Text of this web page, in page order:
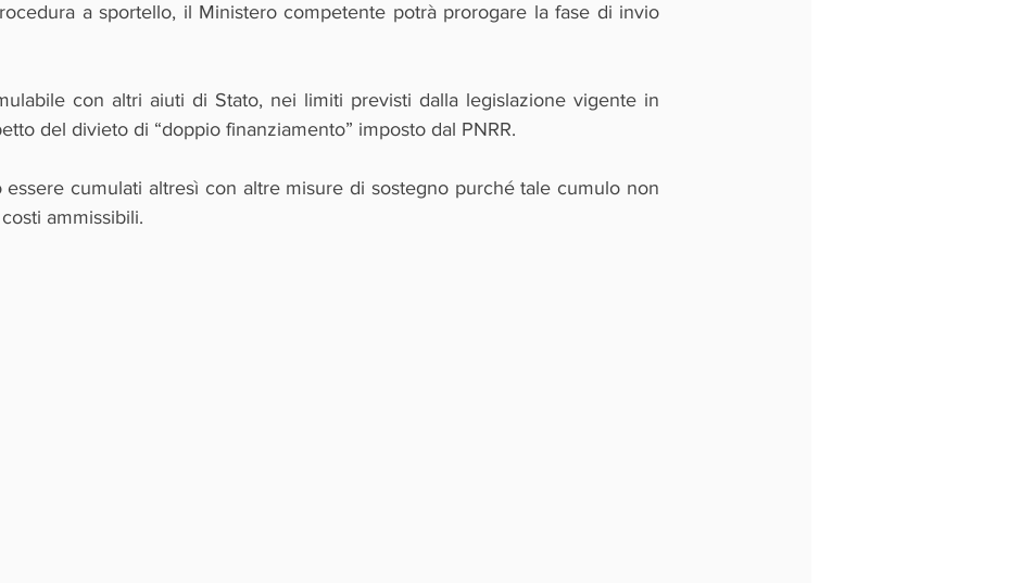
a sportello, il Ministero competente potrà prorogare la fase di invio
con altri aiuti di Stato, nei limiti previsti dalla legislazione vigente in
del divieto di “doppio finanziamento” imposto dal PNRR.
essere cumulati altresì con altre misure di sostegno purché tale cumulo non
ammissibili.